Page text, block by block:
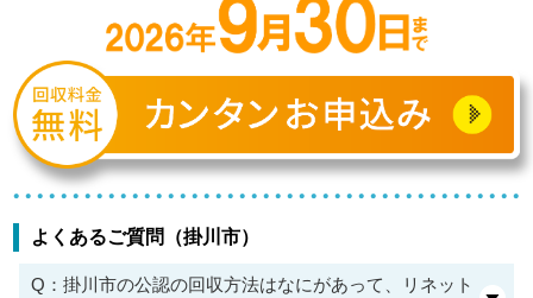
よくあるご質問（掛川市）
Q：掛川市の公認の回収方法はなにがあって、リネット